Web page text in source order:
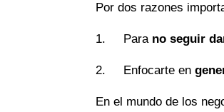
Por dos razones
1. Para no seguir
2. Enfocarte en
En el mundo de los